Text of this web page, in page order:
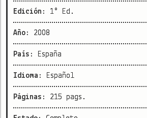
Edición: 1° Ed.
Año: 2008
País: España
Idioma: Español
Páginas: 215 pags.